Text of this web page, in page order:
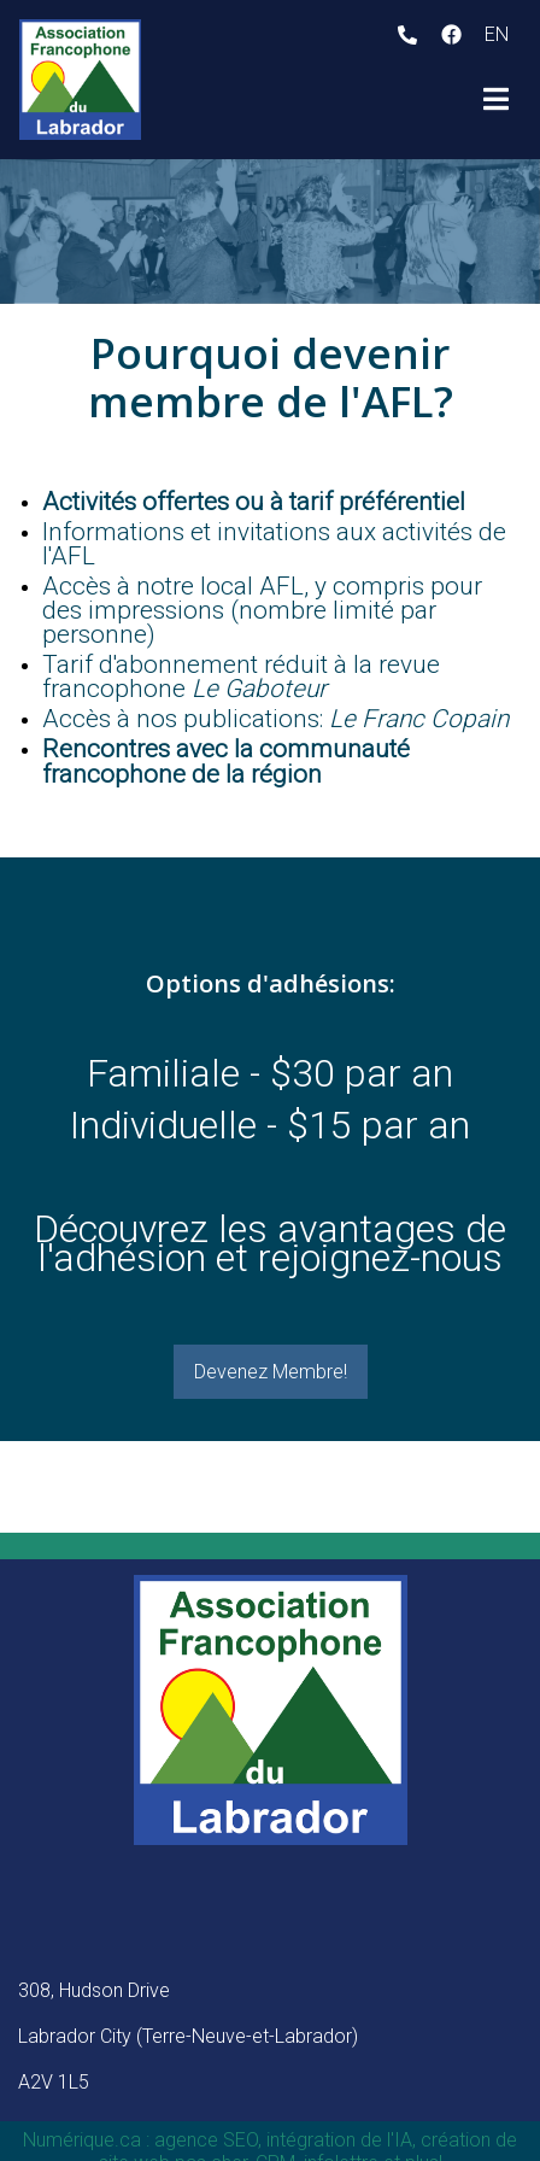
(Qui sommes-nous? )
(Services aux membres )
EN
Pourquoi devenir
membre de l'AFL?
Activités offertes ou à tarif préférentiel
Informations et invitations aux activités de
l'AFL
Accès à notre local AFL, y compris pour
des impressions (nombre limité par
personne)
Tarif d'abonnement réduit à la revue
francophone Le Gaboteur
Accès à nos publications: Le Franc Copain
Rencontres avec la communauté
francophone de la région
Options d'adhésions:
Familiale - $30 par an
Individuelle - $15 par an
Découvrez les avantages de
l'adhésion et rejoignez-nous
Devenez Membre!
308, Hudson Drive
Labrador City (Terre-Neuve-et-Labrador)
A2V 1L5
Numérique.ca : agence SEO, intégration de l'IA, création de